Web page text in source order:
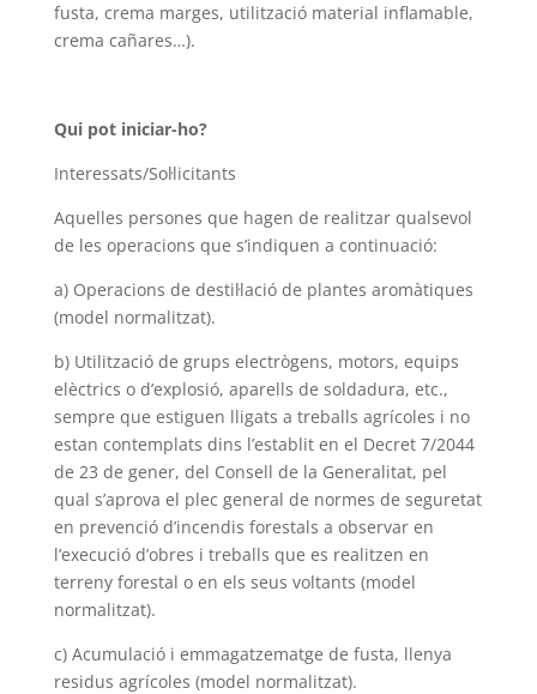
fusta, crema marges, utilització material inflamable,
crema cañares…).
Qui pot iniciar-ho?
Interessats/Sol·licitants
Aquelles persones que hagen de realitzar qualsevol
de les operacions que s’indiquen a continuació:
a) Operacions de destil·lació de plantes aromàtiques
(model normalitzat).
b) Utilització de grups electrògens, motors, equips
elèctrics o d’explosió, aparells de soldadura, etc.,
sempre que estiguen lligats a treballs agrícoles i no
estan contemplats dins l’establit en el Decret 7/2044
de 23 de gener, del Consell de la Generalitat, pel
qual s’aprova el plec general de normes de seguretat
en prevenció d’incendis forestals a observar en
l’execució d’obres i treballs que es realitzen en
terreny forestal o en els seus voltants (model
normalitzat).
c) Acumulació i emmagatzematge de fusta, llenya
residus agrícoles (model normalitzat).